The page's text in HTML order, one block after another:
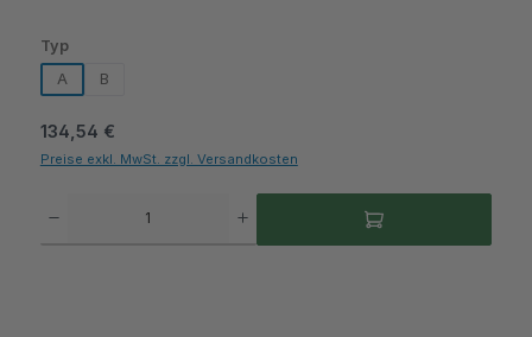
Typauswählen
A
B
Regulärer Preis:
134,54 €
Preise exkl. MwSt. zzgl. Versandkosten